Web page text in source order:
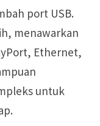
port USB.
menawarkan
Ethernet,
untuk